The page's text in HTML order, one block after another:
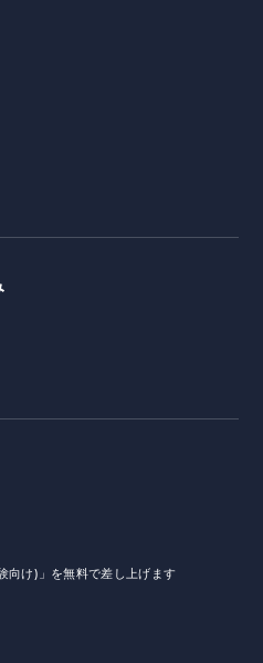
向け)」を無料で差し上げます